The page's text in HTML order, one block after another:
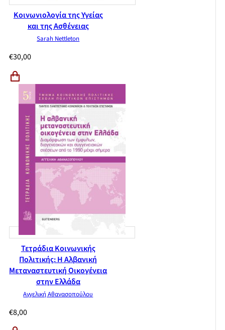
Κοινωνιολογία της Υγείας
και της Ασθένειας
Sarah Nettleton
€30,00
Τετράδια Κοινωνικής
Πολιτικής: Η Αλβανική
Μεταναστευτική Οικογένεια
στην Ελλάδα
Αγγελική Αθανασοπούλου
€8,00